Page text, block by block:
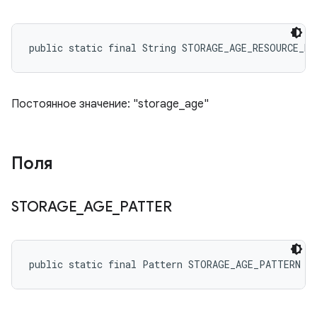
public static final String
Постоянное значение: "storage_age"
Поля
STORAGE AGE PATTER
public static final Pattern STORAGE_AGE_PATTERN